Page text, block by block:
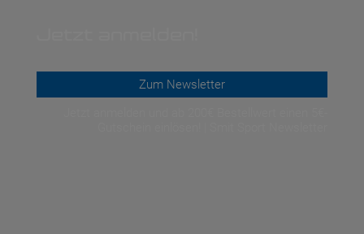
Zum Newsletter